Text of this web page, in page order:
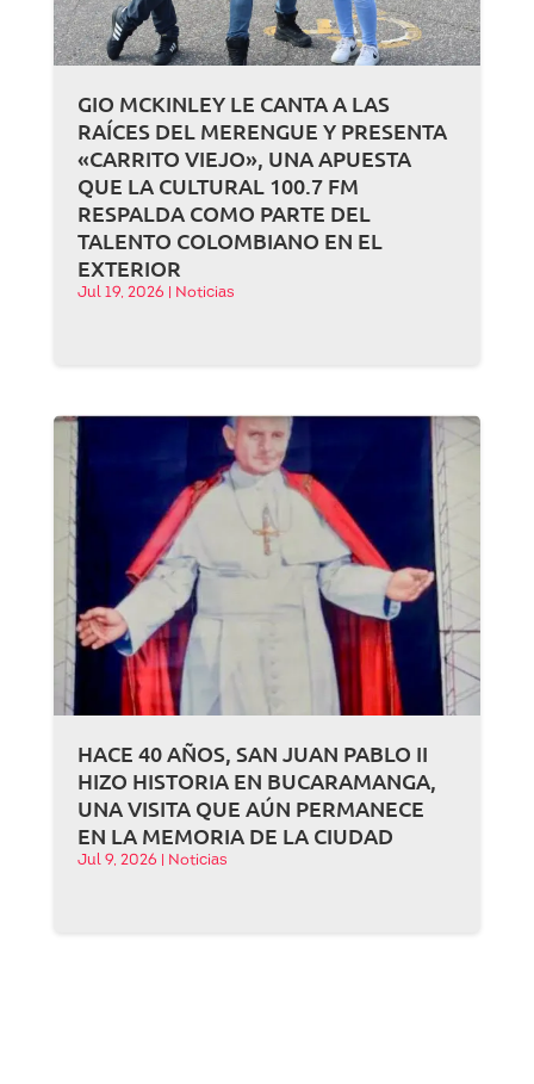
GIO MCKINLEY LE CANTA A LAS
RAÍCES DEL MERENGUE Y PRESENTA
«CARRITO VIEJO», UNA APUESTA
QUE LA CULTURAL 100.7 FM
RESPALDA COMO PARTE DEL
TALENTO COLOMBIANO EN EL
EXTERIOR
Jul 19, 2026 Noticias
HACE 40 AÑOS, SAN JUAN PABLO II
HIZO HISTORIA EN BUCARAMANGA,
UNA VISITA QUE AÚN PERMANECE
EN LA MEMORIA DE LA CIUDAD
Jul 9, 2026 Noticias